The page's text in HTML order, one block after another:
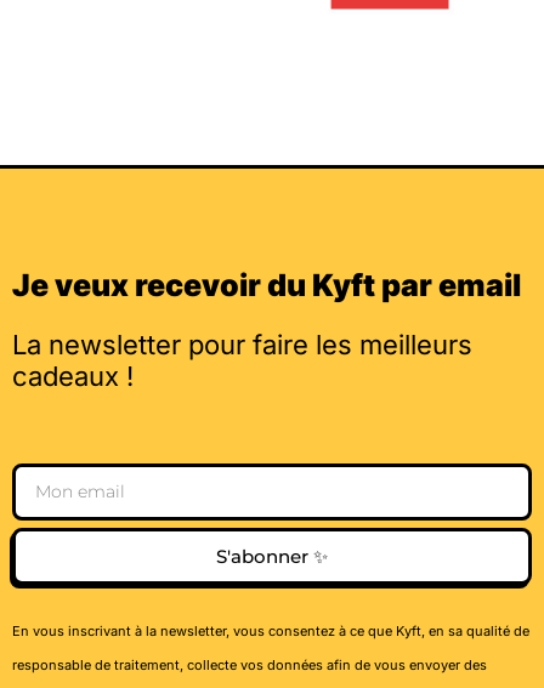
Je veux recevoir du Kyft par email
La newsletter pour faire les meilleurs
cadeaux !
Email
S'abonner ✨
En vous inscrivant à la newsletter, vous consentez à ce que Kyft, en sa qualité de
responsable de traitement, collecte vos données afin de vous envoyer des